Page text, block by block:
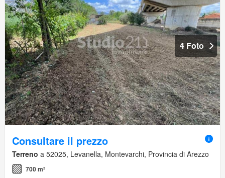
4 Foto
Consultare il prezzo
Terreno a 52025, Levanella, Montevarchi, Provincia di Arezzo
700 m²